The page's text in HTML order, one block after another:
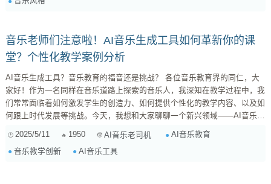
相关的各种信息，例如音符、和弦、节奏、乐器、情感标签等等。数据集是
音乐老师们注意啦！AI音乐生成工具如何革新你的课
堂？个性化教学案例分析
AI音乐生成工具？音乐教育的福音还是挑战？ 各位音乐教育界的同仁，大
家好！作为一名同样在音乐道路上探索的音乐人，我深知在教学过程中，我
们常常面临着如何激发学生的创造力、如何提供个性化的教学内容、以及如
何跟上时代发展等挑战。今天，我想和大家聊聊一个新兴领域——AI音乐生
成工具，看看它能否为我们的音乐教学带来新的可能性。 近些年，AI技术
的发展日新月异，它在音乐领域的应用也越来越广泛。从辅助作曲、编曲，
到音乐分析、推荐，AI的身影无处不在。其中，AI音乐生成工具尤其引人关
2025/5/11 1950 AI音乐老司机
AI音乐教育
音乐教学创新
AI音乐工具